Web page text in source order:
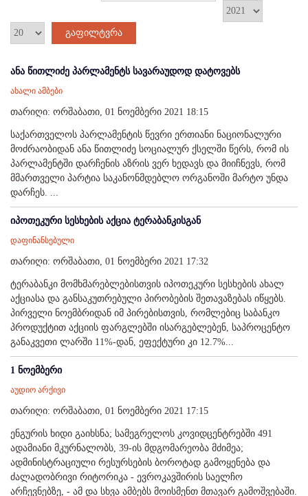
გაფილტვრა
ანა წითლიძე პარლამენტს სავარაუდოდ დატოვებს
ახალი ამბები
თარიღი: ორშაბათი, 01 ნოემბერი 2021 18:15
საქართველოს პარლამენტის წევრი ერთიანი ნაციონალური
მოძრაობიდან ანა წითლიძე სოციალურ ქსელში წერს, რომ ის
პარლამენტში დარჩენის აზრის ვერ ხედავს და მიიჩნევს, რომ
მმართველი პარტია საკანონმდებლო ორგანოში მარტო უნდა
დარჩეს. ...
იპოთეკური სესხების აქცია ტერაბანკისგან
დაფინანსებული
თარიღი: ორშაბათი, 01 ნოემბერი 2021 17:32
ტერაბანკი მომხმარებლებისთვის იპოთეკური სესხების ახალ
აქციასა და განსაკუთრებული პირობების შეთავაზებას იწყებს.
პირველი ნოემბრიდან იმ პირებისთვის, რომლებიც საბანკო
პროდუქტით აქციის ფარგლებში ისარგებლებენ, საპროცენტო
განაკვეთი ლარში 11%-დან, ეფექტური კი 12.7%...
1 ნოემბერი
აუდიო არქივი
თარიღი: ორშაბათი, 01 ნოემბერი 2021 17:15
ენგურის ხიდი გაიხსნა; სამეგრელოს კოვიდცენტრებში 491
ადამიანი მკურნალობს, 39-ის მდგომარეობა მძიმეა;
ადმინისტრაციული რესურსების ბოროტად გამოყენება და
ძალადობრივი რიტორიკა - ევროკავშირის საელჩო
არჩევნებზე, - ამ და სხვა ამბებს მოისმენთ მთავარ გამოშვებაში.